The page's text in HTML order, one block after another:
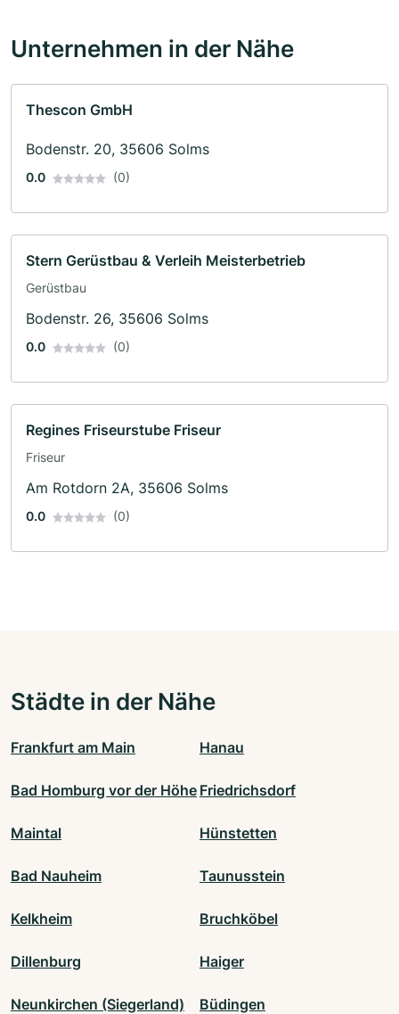
Unternehmen in der Nähe
Thescon GmbH
Bodenstr. 20, 35606 Solms
0.0 (0)
Stern Gerüstbau & Verleih Meisterbetrieb
Gerüstbau
Bodenstr. 26, 35606 Solms
0.0 (0)
Regines Friseurstube Friseur
Friseur
Am Rotdorn 2A, 35606 Solms
0.0 (0)
Städte in der Nähe
Frankfurt am Main Hanau
Bad Homburg vor der Höhe Friedrichsdorf
Maintal Hünstetten
Bad Nauheim Taunusstein
Kelkheim Bruchköbel
Dillenburg Haiger
Neunkirchen (Siegerland) Büdingen